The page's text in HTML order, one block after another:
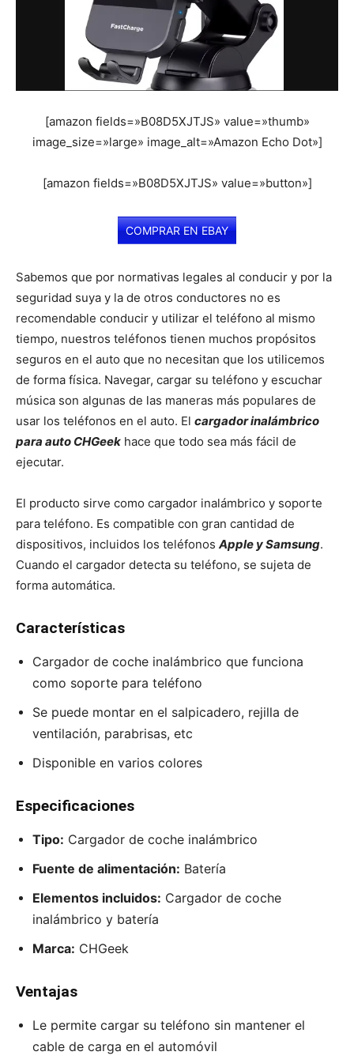
[amazon fields=»B08D5XJTJS» value=»thumb»
image_size=»large» image_alt=»Amazon Echo Dot»]
[amazon fields=»B08D5XJTJS» value=»button»]
COMPRAR EN EBAY
Sabemos que por normativas legales al conducir y por la
seguridad suya y la de otros conductores no es
recomendable conducir y utilizar el teléfono al mismo
tiempo, nuestros teléfonos tienen muchos propósitos
seguros en el auto que no necesitan que los utilicemos
de forma física. Navegar, cargar su teléfono y escuchar
música son algunas de las maneras más populares de
usar los teléfonos en el auto. El cargador inalámbrico
para auto CHGeek hace que todo sea más fácil de
ejecutar.
El producto sirve como cargador inalámbrico y soporte
para teléfono. Es compatible con gran cantidad de
dispositivos, incluidos los teléfonos Apple y Samsung.
Cuando el cargador detecta su teléfono, se sujeta de
forma automática.
Características
Cargador de coche inalámbrico que funciona
como soporte para teléfono
Se puede montar en el salpicadero, rejilla de
ventilación, parabrisas, etc
Disponible en varios colores
Especificaciones
Tipo: Cargador de coche inalámbrico
Fuente de alimentación: Batería
Elementos incluidos: Cargador de coche
inalámbrico y batería
Marca: CHGeek
Ventajas
Le permite cargar su teléfono sin mantener el
cable de carga en el automóvil